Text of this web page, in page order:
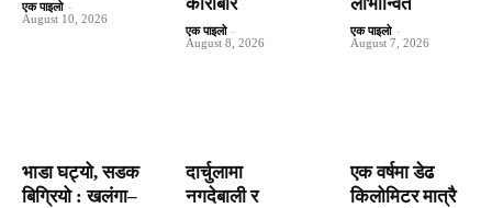
एक पाइलो -
August 10, 2026
एक पाइलो -
August 8, 2026
एक पाइलो -
August 7, 2026
भाडा घट्यो, सडक
बिग्रियो : खलंगा–
दार्चुलामा
नगदेबाली र
एक वर्षमा डेढ
किलोमिटर मात्रै